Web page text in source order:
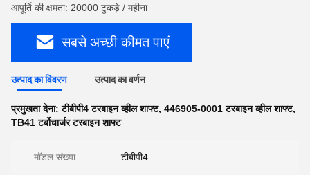
आपूर्ति की क्षमता: 20000 टुकड़े / महीना
सबसे अच्छी कीमत पाएं
उत्पाद का विवरण उत्पाद का वर्णन
प्रमुखता देना:टीबीपी4 टरबाइन व्हील शाफ्ट, 446905-0001 टरबाइन व्हील शाफ्ट,
TB41 टर्बोचार्जर टरबाइन शाफ्ट
मॉडल संख्या: टीबीपी4